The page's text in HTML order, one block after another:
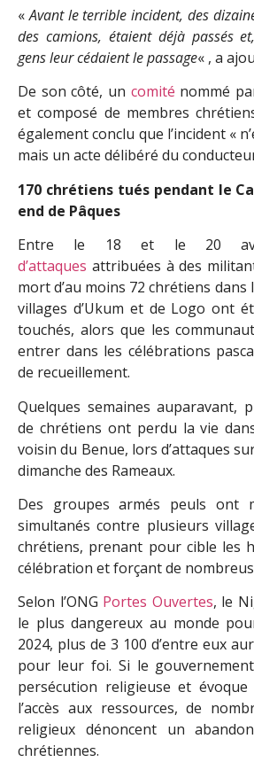
«Avant le terrible incident, des
des camions, étaient déjà passés
gens leur cédaient le passage« , a
De son côté, un comité nommé
et composé de membres
également conclu que l’incident «
mais un acte délibéré du
170 chrétiens tués pendant le
end de Pâques
Entre le 18 et le 20
d’attaques attribuées à des
mort d’au moins 72 chrétiens dans
villages d’Ukum et de Logo ont
touchés, alors que les
entrer dans les célébrations
de recueillement.
Quelques semaines auparavant,
de chrétiens ont perdu la vie
voisin du Benue, lors d’attaques
dimanche des Rameaux.
Des groupes armés peuls ont
simultanés contre plusieurs
chrétiens, prenant pour cible les
célébration et forçant de
Selon l’ONG Portes Ouvertes, le
le plus dangereux au monde
2024, plus de 3 100 d’entre eux
pour leur foi. Si le
persécution religieuse et
l’accès aux ressources, de
religieux dénoncent un
chrétiennes.